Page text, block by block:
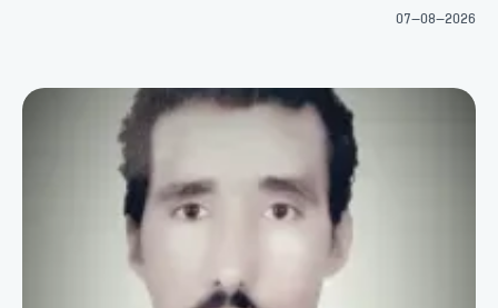
07-08-2026